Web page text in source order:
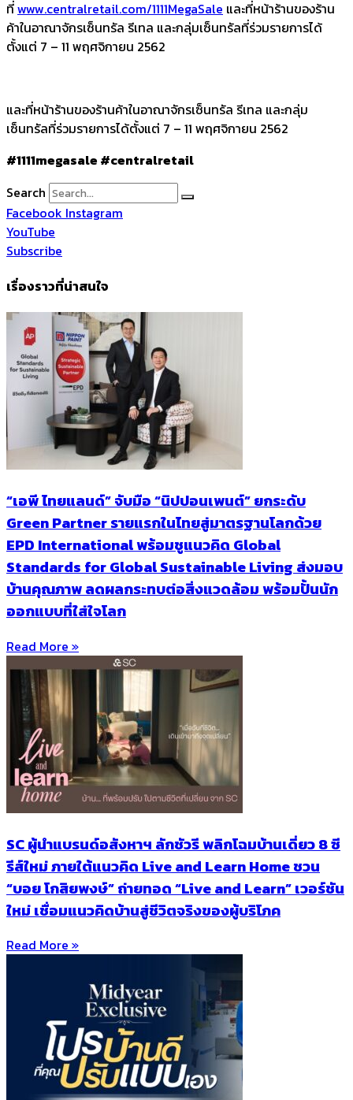
ที่www.centralretail.com/1111MegaSale และที่หน้าร้านของร้าน
ค้าในอาณาจักรเซ็นทรัล รีเทล และกลุ่มเซ็นทรัลที่ร่วมรายการได้
ตั้งแต่ 7 – 11 พฤศจิกายน 2562
และที่หน้าร้านของร้านค้าในอาณาจักรเซ็นทรัล รีเทล และกลุ่ม
เซ็นทรัลที่ร่วมรายการได้ตั้งแต่ 7 – 11 พฤศจิกายน 2562
#1111megasale #centralretail
Search
Facebook Instagram
YouTube
Subscribe
เรื่องราวที่น่าสนใจ
“เอพี ไทยแลนด์” จับมือ “นิปปอนเพนต์” ยกระดับ
Green Partner รายแรกในไทยสู่มาตรฐานโลกด้วย
EPD International พร้อมชูแนวคิด Global
Standards for Global Sustainable Living ส่งมอบ
บ้านคุณภาพ ลดผลกระทบต่อสิ่งแวดล้อม พร้อมปั้นนัก
ออกแบบที่ใส่ใจโลก
Read More »
SC ผู้นำแบรนด์อสังหาฯ ลักชัวรี พลิกโฉมบ้านเดี่ยว 8 ซี
รีส์ใหม่ ภายใต้แนวคิด Live and Learn Home ชวน
“บอย โกสิยพงษ์” ถ่ายทอด “Live and Learn” เวอร์ชัน
ใหม่ เชื่อมแนวคิดบ้านสู่ชีวิตจริงของผู้บริโภค
Read More »